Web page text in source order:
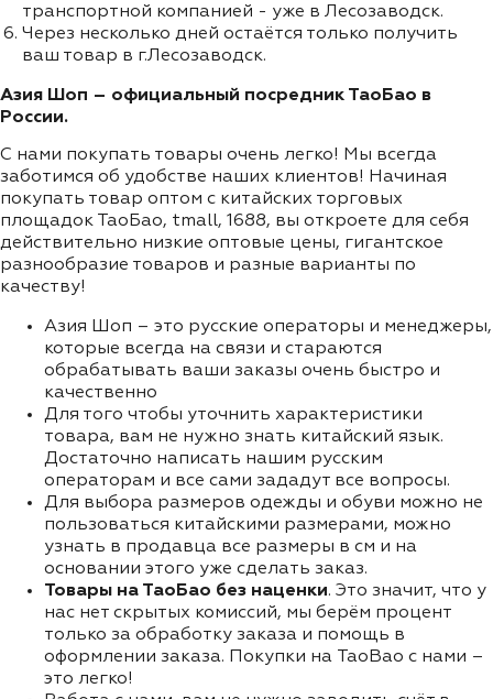
транспортной компанией - уже в Лесозаводск.
Через несколько дней остаётся только получить
ваш товар в г.Лесозаводск.
Азия Шоп – официальный посредник ТаоБао в
России.
С нами покупать товары очень легко! Мы всегда
заботимся об удобстве наших клиентов! Начиная
покупать товар оптом с китайских торговых
площадок ТаоБао, tmall, 1688, вы откроете для себя
действительно низкие оптовые цены, гигантское
разнообразие товаров и разные варианты по
качеству!
Азия Шоп – это русские операторы и менеджеры,
которые всегда на связи и стараются
обрабатывать ваши заказы очень быстро и
качественно
Для того чтобы уточнить характеристики
товара, вам не нужно знать китайский язык.
Достаточно написать нашим русским
операторам и все сами зададут все вопросы.
Для выбора размеров одежды и обуви можно не
пользоваться китайскими размерами, можно
узнать в продавца все размеры в см и на
основании этого уже сделать заказ.
Товары на ТаоБао без наценки. Это значит, что у
нас нет скрытых комиссий, мы берём процент
только за обработку заказа и помощь в
оформлении заказа. Покупки на TaoBao с нами –
это легко!